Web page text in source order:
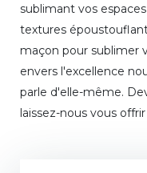
sublimant vos
textures
maçon pour sublimer
envers l'excellence
parle d'elle-même.
laissez-nous vous